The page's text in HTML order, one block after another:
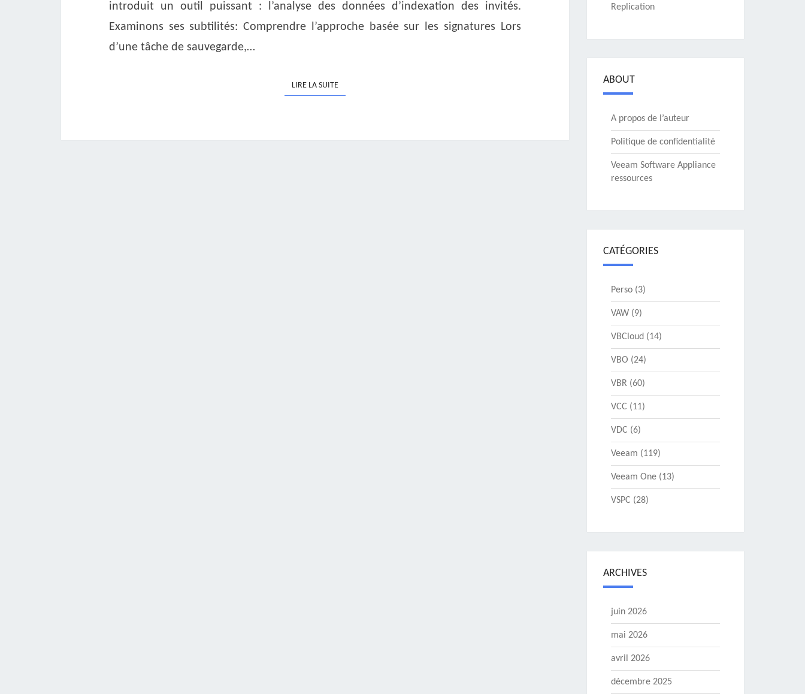
introduit un outil puissant : l’analyse des données d’indexation des invités.
Examinons ses subtilités: Comprendre l’approche basée sur les signatures Lors
d’une tâche de sauvegarde,…
LIRE LA SUITELIRE LA SUITE
Replication
ABOUT
A propos de l’auteur
Politique de confidentialité
Veeam Software Appliance
ressources
CATÉGORIES
Perso(3)
VAW(9)
VBCloud (14)
VBO (24)
VBR(60)
VCC (11)
VDC (6)
Veeam (119)
Veeam One(13)
VSPC (28)
ARCHIVES
juin 2026
mai 2026
avril 2026
décembre 2025